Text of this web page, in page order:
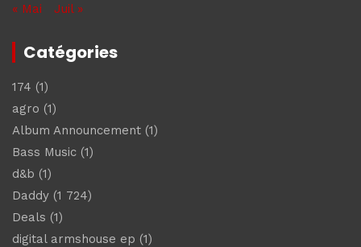
« Mai
Juil »
Catégories
174 (1)
agro (1)
Album Announcement (1)
Bass Music (1)
d&b (1)
Daddy (1 724)
Deals (1)
digital armshouse ep (1)